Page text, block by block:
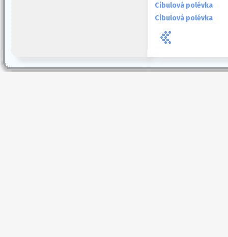
Cibulová polévka
Cibulová polévka